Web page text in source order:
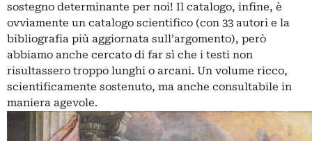
sostegno determinante per noi! Il catalogo, infine, è
ovviamente un catalogo scientifico (con 33 autori e la
bibliografia più aggiornata sull’argomento), però
abbiamo anche cercato di far sì che i testi non
risultassero troppo lunghi o arcani. Un volume ricco,
scientificamente sostenuto, ma anche consultabile in
maniera agevole.